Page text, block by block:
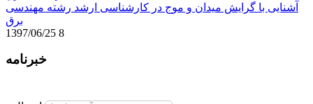
آشنایی با گرایش میدان و موج در کارشناسی ارشد رشته مهندسی
برق
1397/06/25 8
خبرنامه